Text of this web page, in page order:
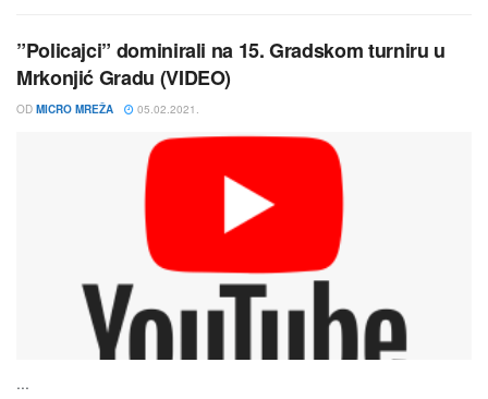
”Policajci” dominirali na 15. Gradskom turniru u
Mrkonjić Gradu (VIDEO)
OD MICRO MREŽA 05.02.2021.
...